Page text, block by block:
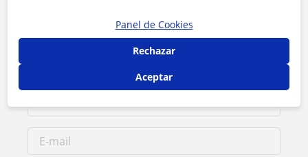
Panel de Cookies
Rechazar
Aceptar